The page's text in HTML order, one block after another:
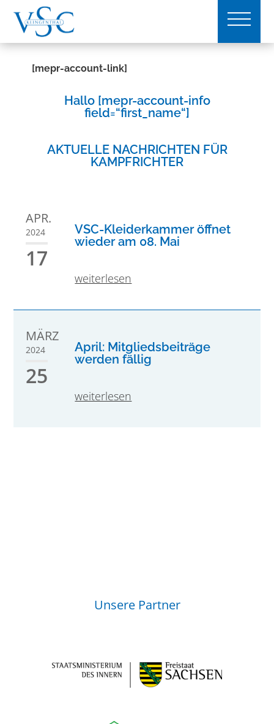
[mepr-account-link]
Hallo [mepr-account-info
field=“first_name“]
AKTUELLE NACHRICHTEN FÜR
KAMPFRICHTER
APR.
2024
17
VSC-Kleiderkammer öffnet
wieder am 08. Mai
weiterlesen
MÄRZ
2024
25
April: Mitgliedsbeiträge
werden fällig
weiterlesen
Unsere Partner